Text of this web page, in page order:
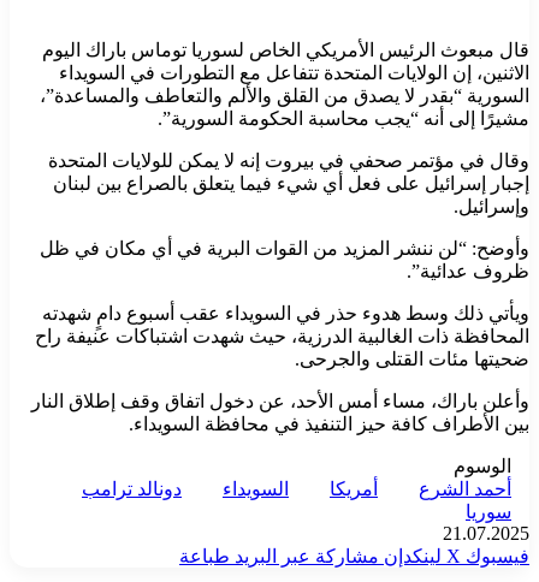
قال مبعوث الرئيس الأمريكي الخاص لسوريا توماس باراك اليوم
الاثنين، إن الولايات المتحدة تتفاعل مع التطورات في السويداء
السورية “بقدر لا يصدق من القلق والألم والتعاطف والمساعدة”،
مشيرًا إلى أنه “يجب محاسبة الحكومة السورية”.
وقال في مؤتمر صحفي في بيروت إنه لا يمكن للولايات المتحدة
إجبار إسرائيل على فعل أي شيء فيما يتعلق بالصراع بين لبنان
وإسرائيل.
وأوضح: “لن ننشر المزيد من القوات البرية في أي مكان في ظل
ظروف عدائية”.
ويأتي ذلك وسط هدوء حذر في السويداء عقب أسبوع دامٍ شهدته
المحافظة ذات الغالبية الدرزية، حيث شهدت اشتباكات عنيفة راح
ضحيتها مئات القتلى والجرحى.
وأعلن باراك، مساء أمس الأحد، عن دخول اتفاق وقف إطلاق النار
بين الأطراف كافة حيز التنفيذ في محافظة السويداء.
الوسوم
أحمد الشرع
أمريكا السويداء
دونالد ترامب
سوريا
21.07.2025
فيسبوك ‫X لينكدإن مشاركة عبر البريد طباعة